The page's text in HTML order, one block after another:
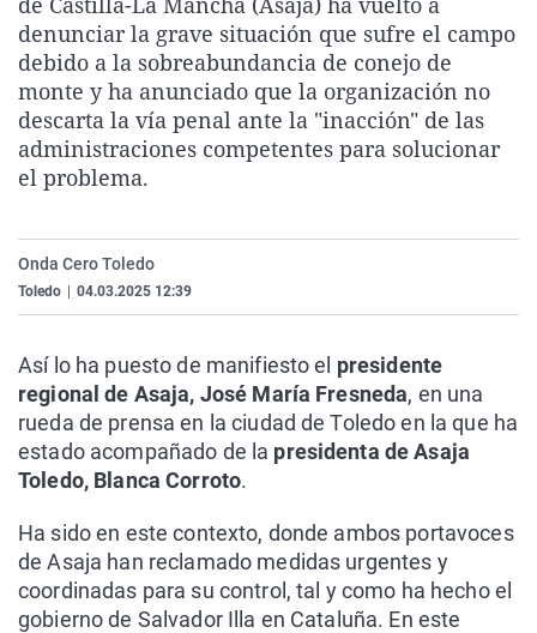
La rosa de los vientos
Gente viajera
Como el perro y el
Caso
Retornados
Equipo de
Operación Viuda
Extremadura
Galicia
La Rioja
Navarra
Virales
Televisión
Elecciones
denunciar la grave situación que sufre el campo
debido a la sobreabundancia de conejo de
monte y ha anunciado que la organización no
descarta la vía penal ante la "inacción" de las
administraciones competentes para solucionar
el problema.
Onda Cero Toledo
Toledo 04.03.2025 12:39
Así lo ha puesto de manifiesto el presidente
regional de Asaja, José María Fresneda, en una
rueda de prensa en la ciudad de Toledo en la que ha
estado acompañado de la presidenta de Asaja
Toledo, Blanca Corroto.
Ha sido en este contexto, donde ambos portavoces
de Asaja han reclamado medidas urgentes y
coordinadas para su control, tal y como ha hecho el
gobierno de Salvador Illa en Cataluña. En este